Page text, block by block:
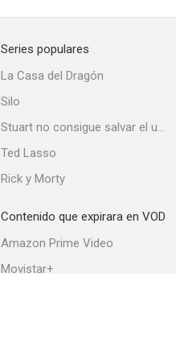
Series populares
La Casa del Dragón
Silo
Stuart no consigue salvar el universo
Ted Lasso
Rick y Morty
Contenido que expirara en VOD
Amazon Prime Video
Movistar+